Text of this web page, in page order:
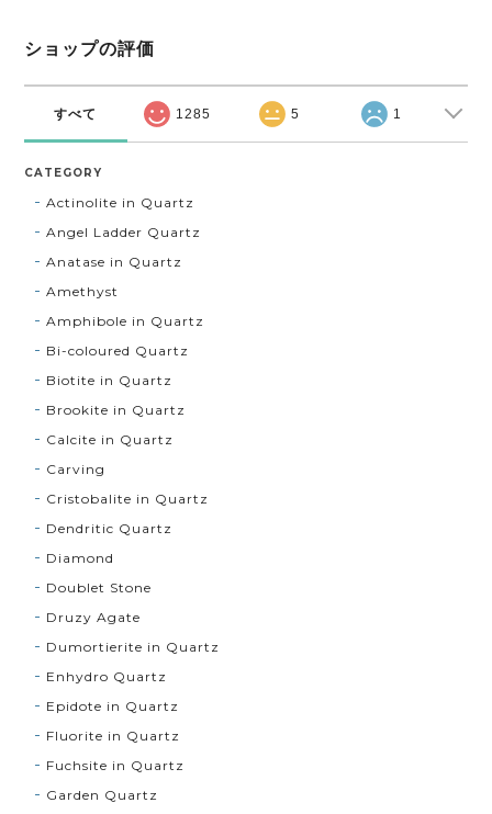
ショップの評価
すべて 1285 5 1
CATEGORY
Actinolite in Quartz
Angel Ladder Quartz
Anatase in Quartz
Amethyst
Amphibole in Quartz
Bi-coloured Quartz
Biotite in Quartz
Brookite in Quartz
Calcite in Quartz
Carving
Cristobalite in Quartz
Dendritic Quartz
Diamond
Doublet Stone
Druzy Agate
Dumortierite in Quartz
Enhydro Quartz
Epidote in Quartz
Fluorite in Quartz
Fuchsite in Quartz
Garden Quartz